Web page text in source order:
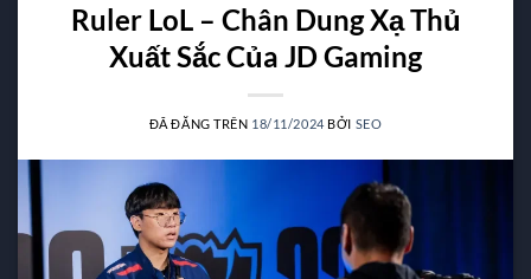
Ruler LoL – Chân Dung Xạ Thủ
Xuất Sắc Của JD Gaming
ĐÃ ĐĂNG TRÊN 18/11/2024 BỞI SEO